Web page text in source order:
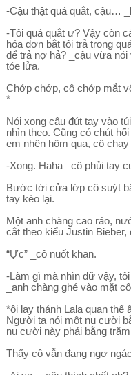
-Cậu thật quá quắt, cậu…
-Tôi quá quắt ư? Vậy còn
hóa đơn bắt tôi trả trong
để trả nợ hả? _cậu vừa
tóe lửa.
Chớp chớp, cô chớp mắt
*
Nói xong cậu đút tay vào
nhìn theo. Cũng có chút
em nhện hôm qua, cô
-Xong. Haha _cô phủi tay
Bước tới cửa lớp cô suýt
tay kéo lại.
Một anh chàng cao ráo,
cắt theo kiểu Justin
“Ực” _cô nuốt khan.
-Làm gì mà nhìn dữ vậy,
_anh chàng ghé vào mặt
*ôi lạy thánh Lala quan thế
Người ta nói một nụ cười
nụ cười này phải bằng trăm
Thấy cô vẫn đang ngơ